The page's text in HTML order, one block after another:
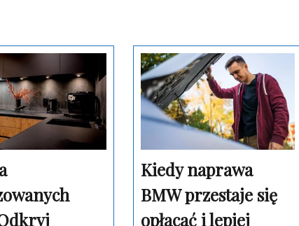
Kiedy naprawa
BMW przestaje się
opłacać i lepiej